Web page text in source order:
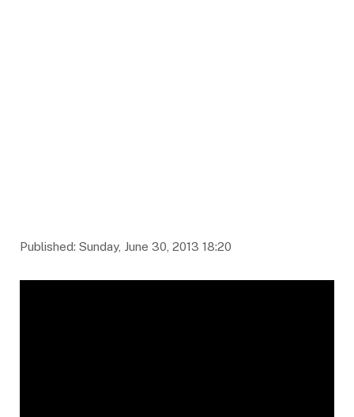
Published: Sunday, June 30, 2013 18:20